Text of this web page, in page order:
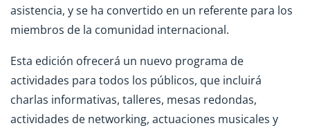
asistencia, y se ha convertido en un referente para los
miembros de la comunidad internacional.
Esta edición ofrecerá un nuevo programa de
actividades para todos los públicos, que incluirá
charlas informativas, talleres, mesas redondas,
actividades de networking, actuaciones musicales y